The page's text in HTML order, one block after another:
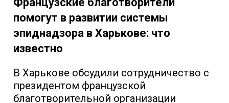
помогут в развитии системы
эпиднадзора в Харькове: что
известно
В Харькове обсудили сотрудничество с
президентом французской
благотворительной организации